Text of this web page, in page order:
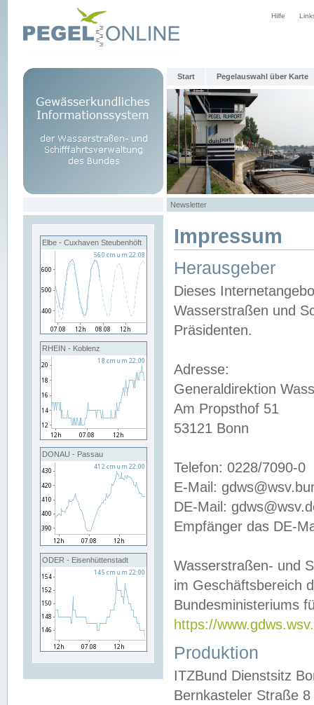
Hilfe
Start Pegelauswahl über Karte
Newsletter
Elbe - Cuxhaven Steubenhöft
RHEIN - Koblenz
DONAU - Passau
ODER - Eisenhüttenstadt
Impressum
Herausgeber
Dieses
Wasserstraßen und
Präsidenten.
Adresse:
Generaldirektion
Am Propsthof 51
53121 Bonn
Telefon: 0228/7090-0
E-Mail:
DE-Mail:
Empfänger das DE-
Wasserstraßen- und
im Geschäftsbereich
Bundesministeriums
https://
Produktion
ITZBund Dienstsitz
Bernkasteler Straße 8